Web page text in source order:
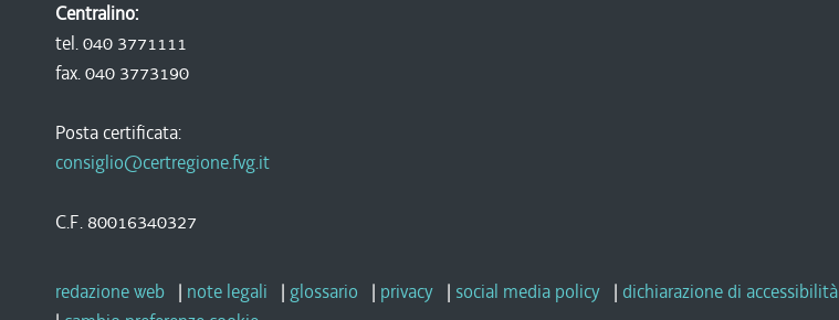
Centralino:
tel. 040 3771111
fax. 040 3773190
Posta certificata:
consiglio@certregione.fvg.it
C.F. 80016340327
redazione web | note legali | glossario | privacy | social media policy | dichiarazione di accessibilità